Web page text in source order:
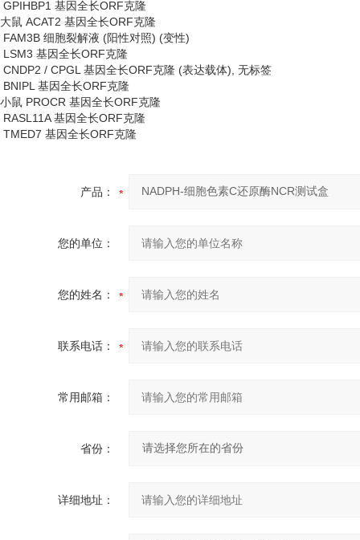
GPIHBP1 基因全长ORF克隆
大鼠 ACAT2 基因全长ORF克隆
FAM3B 细胞裂解液 (阳性对照) (变性)
LSM3 基因全长ORF克隆
CNDP2 / CPGL 基因全长ORF克隆 (表达载体), 无标签
BNIPL 基因全长ORF克隆
小鼠 PROCR 基因全长ORF克隆
RASL11A 基因全长ORF克隆
TMED7 基因全长ORF克隆
产品：
您的单位：
您的姓名：
联系电话：
常用邮箱：
省份：
详细地址：